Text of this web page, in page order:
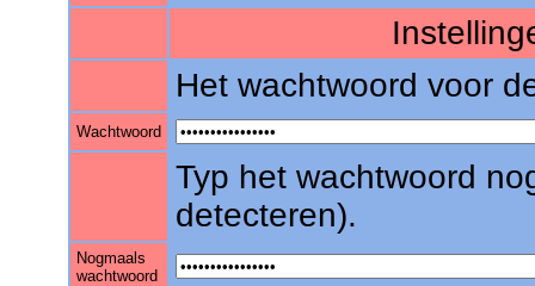
Het wachtwoord voor
Wachtwoord
Typ het wachtwoord
detecteren).
Nogmaals
wachtwoord